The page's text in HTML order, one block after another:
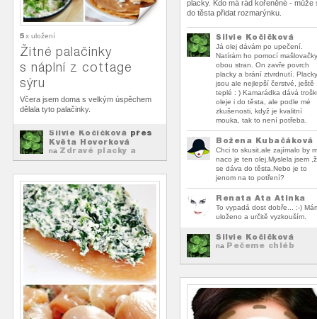
placky. Kdo má rád kořeněné - může
do těsta přidat rozmarýnku.
Silvie Kočičková
Já olej dávám po upečení.
Natírám ho pomocí
obou stran. On zavře povrch
placky a brání ztvrdnutí. Placky
jsou ale nejlepší čerstvé, ještě
teplé : ) Kamarádka dává
oleje i do těsta, ale podle mé
zkušenosti, když je kvalitní
mouka, tak to není potřeba.
Božena Kubačáková
Chci to skusit,ale zajímalo by
naco je ten olej.Myslela jsem
se dáva do těsta.Nebo je to
jenom na to potření?
Renata Ata Atinka
To vypadá dost dobře... :-)
uloženo a určitě vyzkouším.
Silvie Kočičková
na Pečeme chléb
5x uložení
Žitné palačinky
s náplní z cottage
sýru
Včera jsem doma s velkým úspěchem
dělala tyto palačinky.
Silvie Kočičková přes
Květa Hovorková
na Zdravé placky a
palačinky